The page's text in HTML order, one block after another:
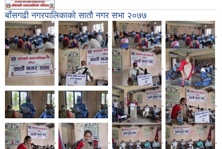
बाँसगढी नगरपालिकाको साताै नगर सभा २०७७
, , , ,
, , , ,
, , , ,